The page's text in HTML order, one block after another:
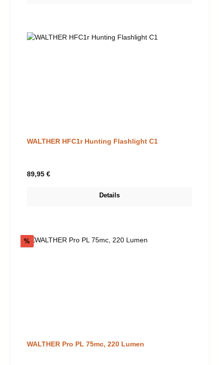
WALTHER HFC1r Hunting Flashlight C1
Regulärer Preis:
89,95 €
Details
%Rabatt
WALTHER Pro PL 75mc, 220 Lumen